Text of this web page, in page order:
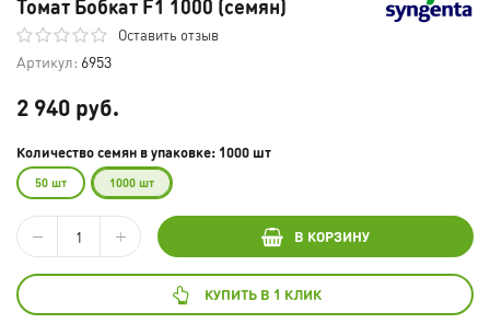
Томат Бобкат F1 1000 (семян)
Оставить отзыв
Артикул: 6953
2 940 руб.
Количество семян в упаковке: 1000 шт
50 шт 1000 шт
В КОРЗИНУ
КУПИТЬ В 1 КЛИК